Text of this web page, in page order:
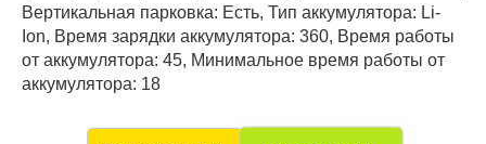
Вертикальная парковка: Есть, Тип аккумулятора: Li-
Ion, Время зарядки аккумулятора: 360, Время работы
от аккумулятора: 45, Минимальное время работы от
аккумулятора: 18